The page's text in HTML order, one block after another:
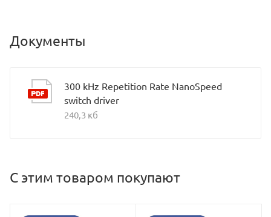
Документы
300 kHz Repetition Rate NanoSpeed
switch driver
240,3 кб
С этим товаром покупают